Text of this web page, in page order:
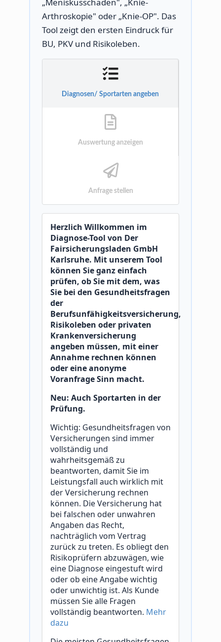
Arthroskopie" oder „Knie-OP". Das
Tool zeigt den ersten Eindruck für
BU, PKV und Risikoleben.
Diagnosen/ Sportarten angeben
Auswertung anzeigen
Anfrage stellen
Herzlich Willkommen im
Diagnose-Tool von Der
Fairsicherungsladen GmbH
Karlsruhe. Mit unserem Tool
können Sie ganz einfach
prüfen, ob Sie mit dem, was
Sie bei den Gesundheitsfragen
der
Berufsunfähigkeitsversicherung,
Risikoleben oder privaten
Krankenversicherung
angeben müssen, mit einer
Annahme rechnen können
oder eine anonyme
Voranfrage Sinn macht.
Neu: Auch Sportarten in der
Prüfung.
Wichtig: Gesundheitsfragen von
Versicherungen sind immer
vollständig und
wahrheitsgemäß zu
beantworten, damit Sie im
Leistungsfall auch wirklich mit
der Versicherung rechnen
können. Die Versicherung hat
bei falschen oder unwahren
Angaben das Recht,
nachträglich vom Vertrag
zurück zu treten. Es obliegt den
Risikoprüfern abzuwägen, wie
eine Diagnose eingestuft wird
oder ob eine Angabe wichtig
oder unwichtig ist. Als Kunde
müssen Sie alle Fragen
vollständig beantworten. Mehr
dazu